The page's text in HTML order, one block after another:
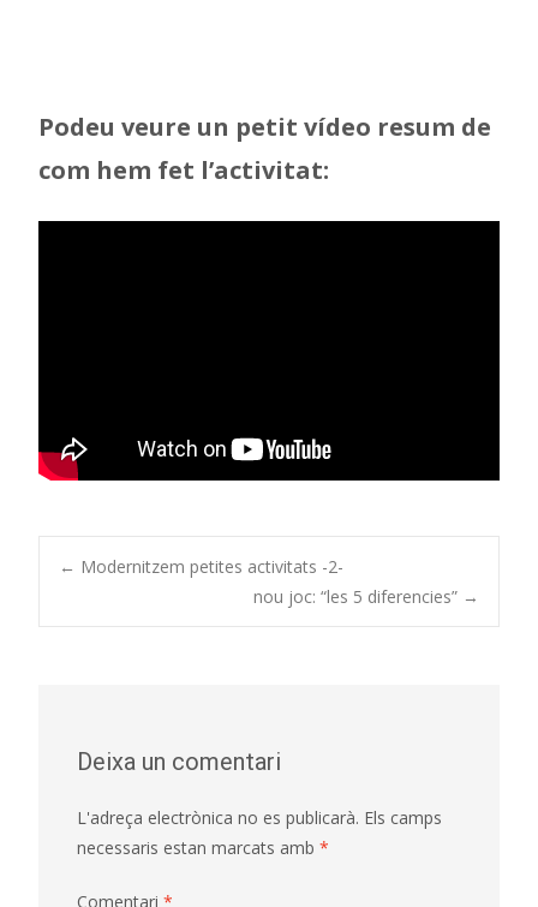
Podeu veure un petit vídeo resum de
com hem fet l’activitat:
Post
← Modernitzem petites activitats -2-
nou joc: “les 5 diferencies” →
Deixa un comentari
L'adreça electrònica no es publicarà. Els camps
necessaris estan marcats amb *
Comentari *